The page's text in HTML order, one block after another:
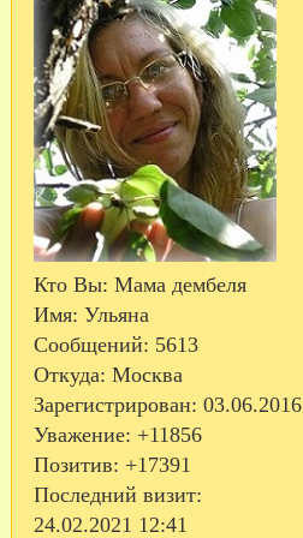
Кто Вы: Мама дембеля
Имя: Ульяна
Сообщений: 5613
Откуда: Москва
Зарегистрирован: 03.06.2016
Уважение: +11856
Позитив: +17391
Последний визит:
24.02.2021 12:41